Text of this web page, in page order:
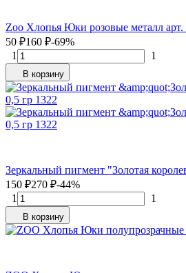
Zoo Хлопья Юки розовые металл арт.
50 ₽160 ₽-69%
1
1
В корзину
Зеркальный пигмент "Золотая
150 ₽270 ₽-44%
1
1
В корзину